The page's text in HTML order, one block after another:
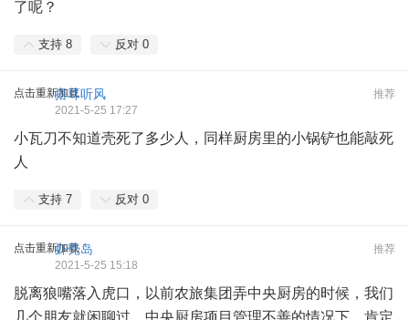
了呢？
支持 8 反对 0
点击重新加载 推荐
捂耳听风
2021-5-25 17:27
小瓦刀不知道壳死了多少人，同样厨房里的小锅铲也能敲死
人
支持 7 反对 0
点击重新加载 推荐
虾壳岛
2021-5-25 15:18
脱离狼嘴落入虎口，以前农旅集团弄中央厨房的时候，我们
几个朋友就闲聊过，中央厨房项目管理不善的情况下，肯定